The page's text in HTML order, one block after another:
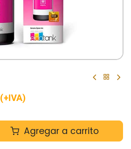
(+IVA)
Agregar a carrito